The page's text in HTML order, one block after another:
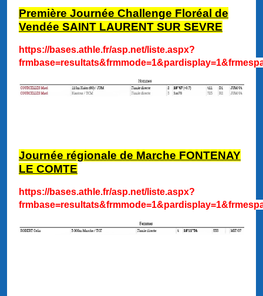
Première Journée Challenge Floréal de
Vendée SAINT LAURENT SUR SEVRE
https://bases.athle.fr/asp.net/liste.aspx?
Journée régionale de Marche FONTENAY
LE COMTE
https://bases.athle.fr/asp.net/liste.aspx?